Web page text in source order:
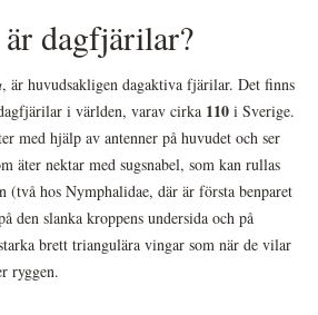
dagfjärilar?
, är huvudsakligen dagaktiva fjärilar. Det finns
i världen, varav cirka 110 i Sverige.
med hjälp av antenner på huvudet och ser
äter nektar med sugsnabel, som kan rullas
(två hos Nymphalidae, där är första benparet
den slanka kroppens undersida och på
brett triangulära vingar som när de vilar
ryggen.